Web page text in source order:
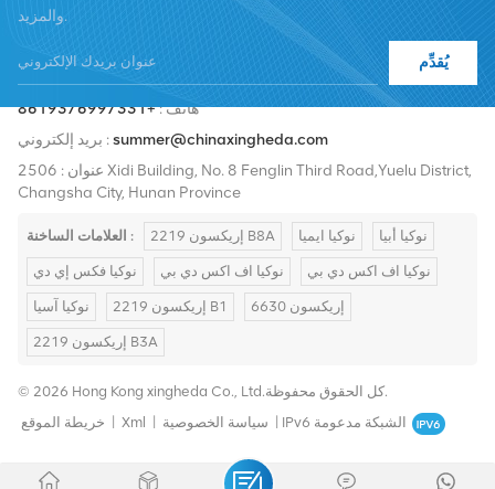
والمزيد.
يُقدِّم
هاتف :+8619376997331
بريد إلكتروني :summer@chinaxingheda.com
عنوان : 2506 Xidi Building, No. 8 Fenglin Third Road,Yuelu District,
Changsha City, Hunan Province
العلامات الساخنة : إريكسون 2219 B8A نوكيا ايميا نوكيا أبيا
نوكيا فكس إي دي نوكيا اف اكس دي بي نوكيا اف اكس دي بي
نوكيا آسيا إريكسون 2219 B1 إريكسون 6630
إريكسون 2219 B3A
© 2026 Hong Kong xingheda Co., Ltd.كل الحقوق محفوظة.
خريطة الموقع
Xml سياسة الخصوصية IPv6 الشبكة مدعومة